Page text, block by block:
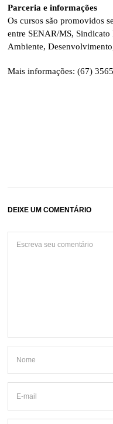
Parceria e informações
Os cursos são promovidos
entre SENAR/MS,
Ambiente,
Mais informações: (67)
DEIXE UM COMENTÁRIO